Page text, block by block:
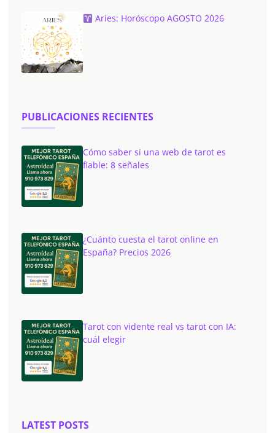
Aries: Horóscopo AGOSTO 2026
PUBLICACIONES RECIENTES
Cómo saber si una web de tarot es
fiable: 8 señales
¿Cuánto cuesta el tarot online en
España? Precios 2026
Tarot con vidente real vs tarot con IA:
cuál elegir
LATEST POSTS